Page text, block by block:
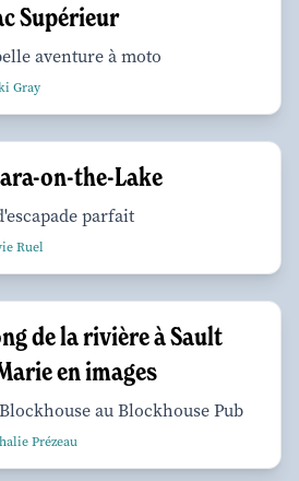
Supérieur
aventure à moto
Gray
on-the-Lake
parfait
Ruel
de la rivière à Sault
en images
au Blockhouse Pub
Prézeau